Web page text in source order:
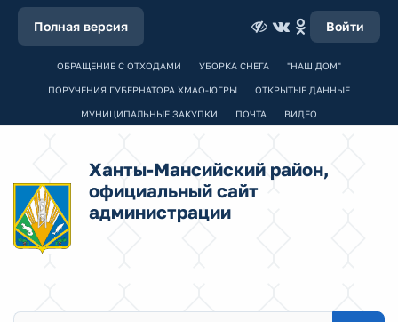
Полная версия Войти
ОБРАЩЕНИЕ С ОТХОДАМИ УБОРКА СНЕГА "НАШ ДОМ"
ПОРУЧЕНИЯ ГУБЕРНАТОРА ХМАО-ЮГРЫ ОТКРЫТЫЕ ДАННЫЕ
МУНИЦИПАЛЬНЫЕ ЗАКУПКИ ПОЧТА ВИДЕО
Ханты-Мансийский район,
официальный сайт
администрации